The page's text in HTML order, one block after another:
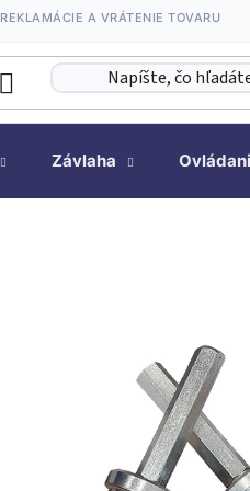
REKLAMÁCIE A VRÁTENIE TOVARU
Závlaha